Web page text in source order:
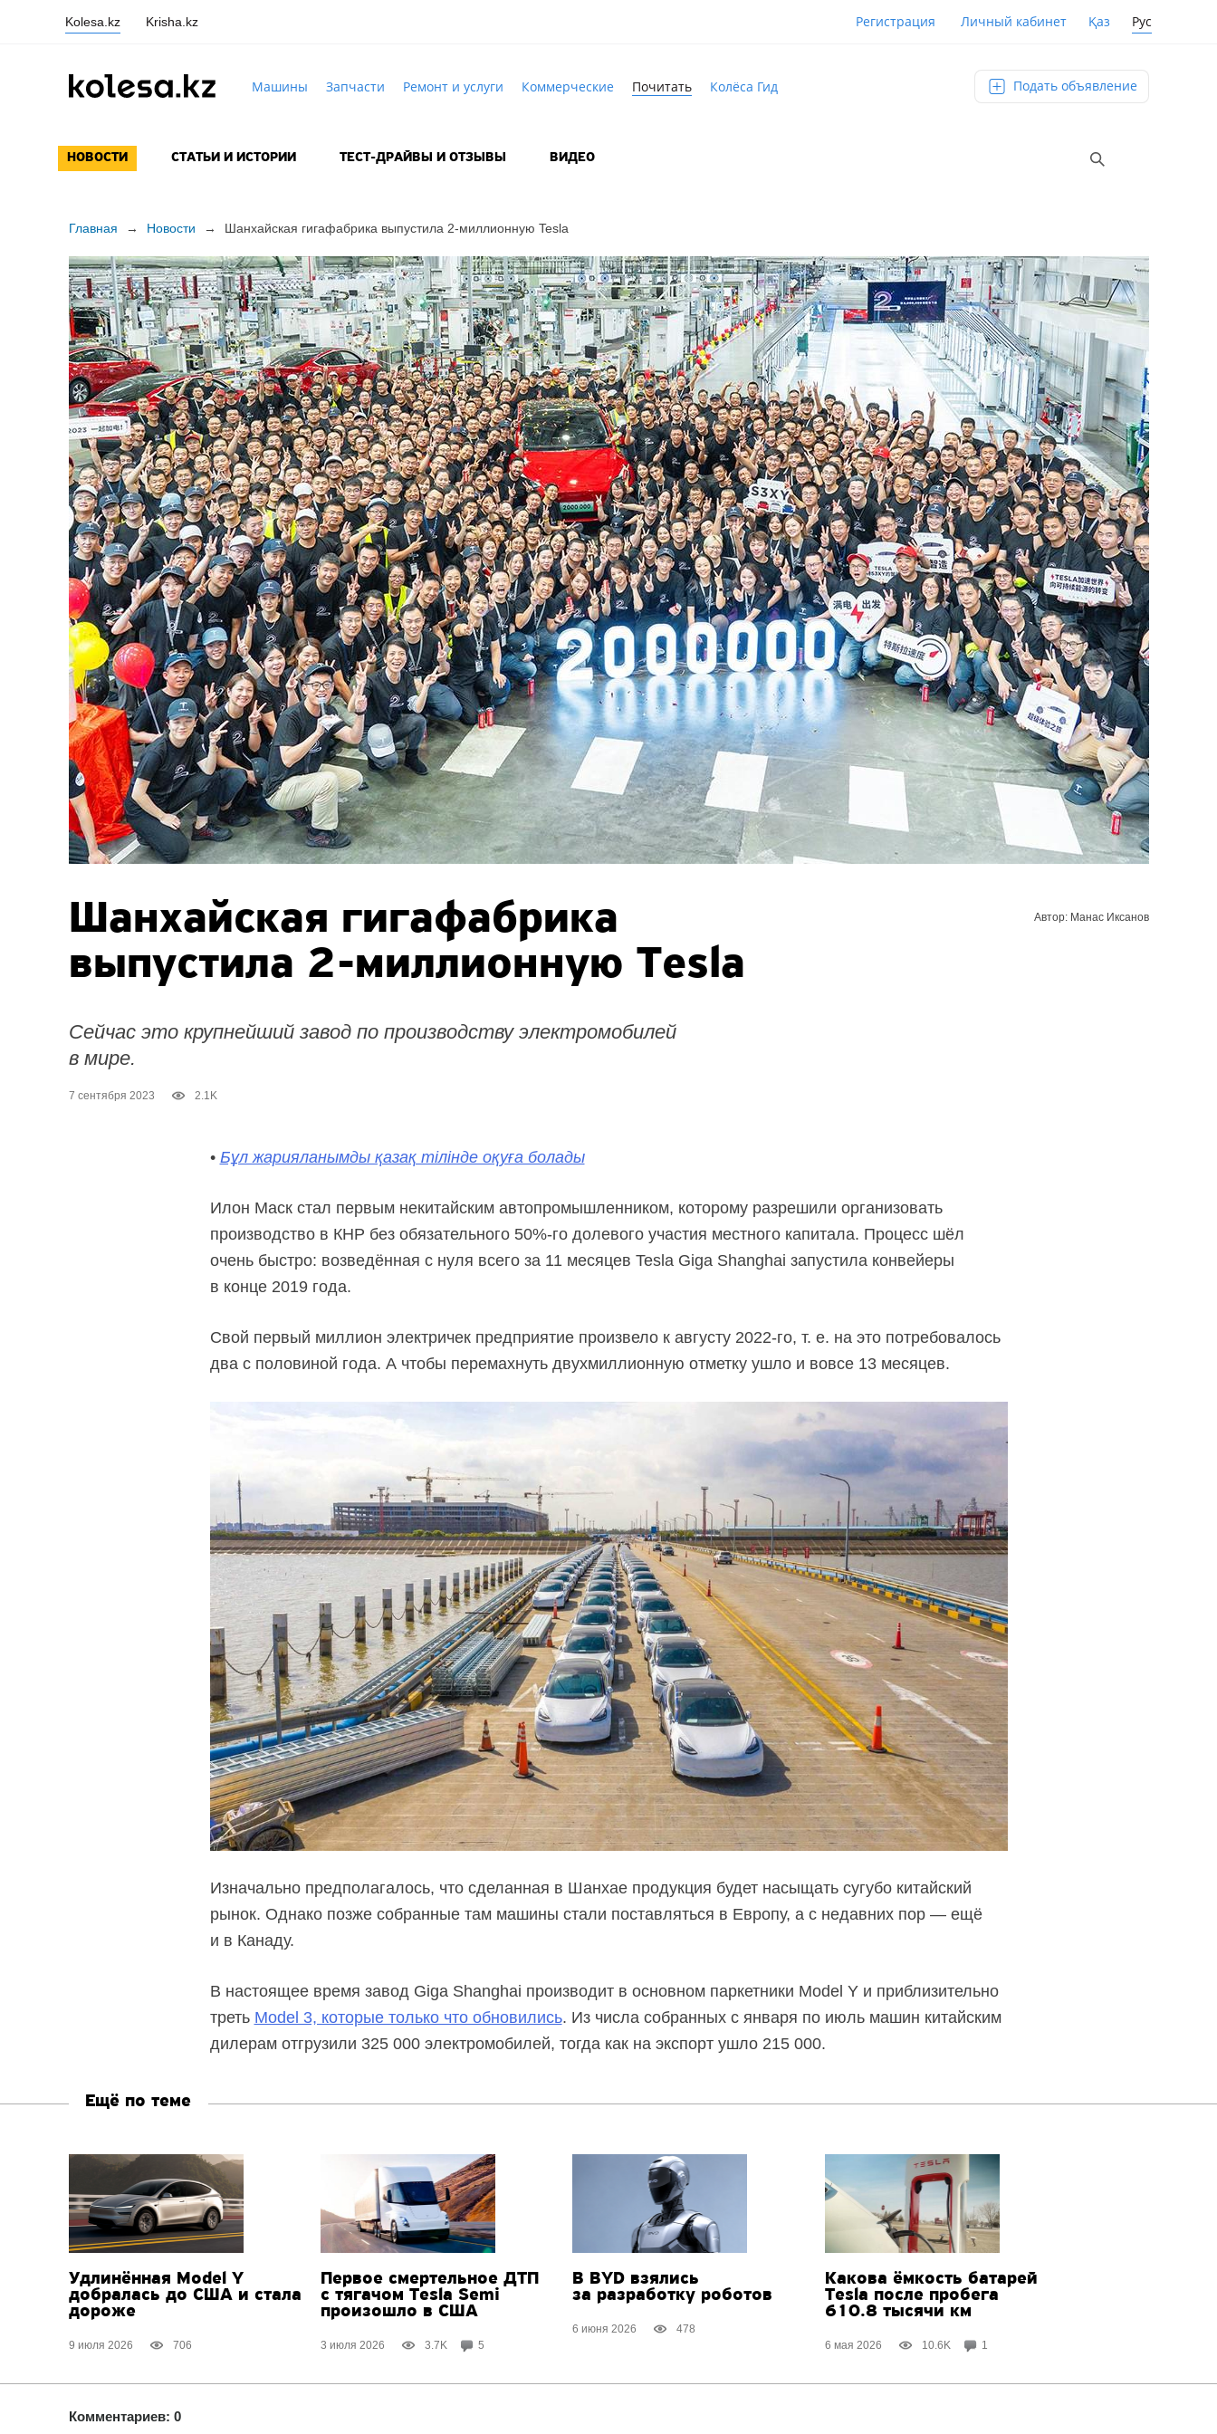
Kolesa.kz Krisha.kz Регистрация Личный кабинет Қаз Рус
Машины Запчасти Ремонт и услуги Коммерческие Почитать Колёса Гид Подать объявление
НОВОСТИ СТАТЬИ И ИСТОРИИ ТЕСТ-ДРАЙВЫ И ОТЗЫВЫ ВИДЕО
Главная → Новости → Шанхайская гигафабрика выпустила 2-миллионную Tesla
Шанхайская гигафабрика
выпустила 2-миллионную Tesla
Сейчас это крупнейший завод по производству электромобилей
в мире.
7 сентября 2023 2.1K
Автор: Манас Иксанов
• Бұл жарияланымды қазақ тілінде оқуға болады
Илон Маск стал первым некитайским автопромышленником, которому разрешили организовать
производство в КНР без обязательного 50%-го долевогоучастия местного капитала. Процесс шёл
очень быстро: возведённая с нуля всего за 11 месяцев Tesla Giga Shanghai запустила конвейеры
в конце 2019 года.
Свой первый миллион электричек предприятие произвело к августу 2022-го, т. е. на это потребовалось
два с половиной года. А чтобы перемахнуть двухмиллионную отметку ушло и вовсе 13 месяцев.
Изначально предполагалось, что сделанная в Шанхае продукция будет насыщать сугубо китайский
рынок. Однако позже собранные там машины стали поставляться в Европу, а с недавних пор — ещё
и в Канаду.
В настоящее время завод Giga Shanghai производит в основном паркетники Model Y и приблизительно
треть Model 3, которые только что обновились. Из числа собранных с января по июль машин китайским
дилерам отгрузили 325 000 электромобилей, тогда как на экспорт ушло 215 000.
Ещё по теме
Удлинённая Model Y
добралась до США и стала
дороже
9 июля 2026 706
Первое смертельное ДТП
с тягачом Tesla Semi
произошло в США
3 июля 2026 3.7K 5
В BYD взялись
за разработку роботов
6 июня 2026 478
Какова ёмкость батарей
Tesla после пробега
610.8 тысячи км
6 мая 2026 10.6K 1
Комментариев: 0